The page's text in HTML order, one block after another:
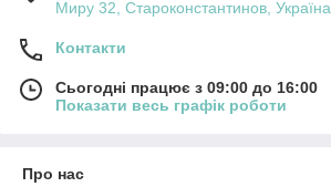
Миру 32, Староконстантинов, Україна
Контакти
Сьогодні працює з 09:00 до 16:00
Показати весь графік роботи
Про нас